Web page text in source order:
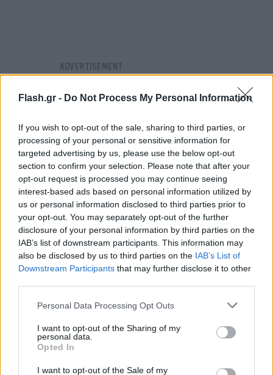
Flash.gr - Do Not Process My Personal Information
If you wish to opt-out of the sale, sharing to third parties, or
processing of your personal or sensitive information for
targeted advertising by us, please use the below opt-out
section to confirm your selection. Please note that after your
opt-out request is processed you may continue seeing
interest-based ads based on personal information utilized by
us or personal information disclosed to third parties prior to
your opt-out. You may separately opt-out of the further
disclosure of your personal information by third parties on the
IAB’s list of downstream participants. This information may
also be disclosed by us to third parties on the IAB’s List of
Downstream Participants that may further disclose it to other
Please note that this website/app uses one or more Google
not limited to your visit or usage behaviour. You may click to
grant or deny consent to Google and its third-party tags to
use your data for below specified purposes in below Google
consent section.
Personal Data Processing Opt Outs
I want to opt-out of the Sharing of my
personal data.
Opted In
I want to opt-out of the Sale of my
FLASH FOCUS